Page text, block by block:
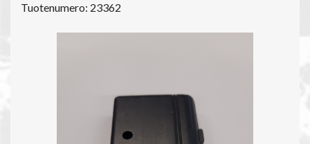
Tuotenumero: 23362